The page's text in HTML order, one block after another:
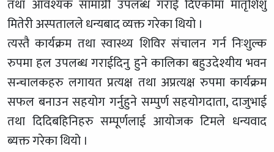
तथा आवश्यक सामाग्री उपलब्ध गराई दिएकोमा मातृशिशु
मितेरी अस्पतालले धन्यबाद व्यक्त गरेका थियो ।
त्यस्तै कार्यक्रम तथा स्वास्थ्य शिविर संचालन गर्न निःशुल्क
रुपमा हल उपलब्ध गराईदिनु हुने कालिका बहुउदेश्यीय भवन
सन्चालकहरु लगायत प्रत्यक्ष तथा अप्रत्यक्ष रुपमा कार्यक्रम
सफल बनाउन सहयोग गर्नुहुने सम्पुर्ण सहयोगदाता, दाजुभाई
तथा दिदिबहिनिहरु सम्पूर्णलाई आयोजक टिमले धन्यवाद
ब्यक्त गरेका थियो ।